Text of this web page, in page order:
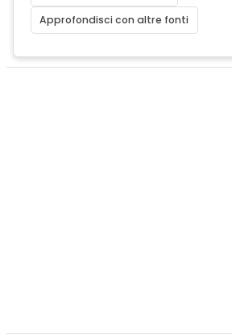
Approfondisci con altre fonti